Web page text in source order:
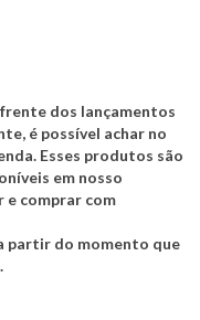
dos lançamentos
é possível achar no
Esses produtos são
em nosso
e comprar com
partir do momento que